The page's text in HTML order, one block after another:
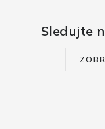
Sledujte